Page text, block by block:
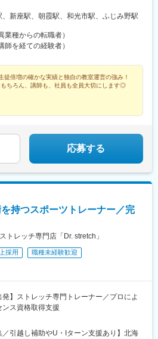
阪城北詰駅、大江橋駅、松屋町駅、住吉駅
神社前駅、旦過駅、東北沢駅、神戸三宮駅
駅(神戸新交通)、高速神戸駅、上野御徒町
園駅、末広町駅(東京都)、御幸橋駅、水道
)、高須神社駅
■明光義塾 北戸田駅前教室戸田市新曽
駅」徒歩1分■明光義塾 戸田公園教室戸
1-6-26 東武東上線「朝霞台駅」徒歩2分
」徒歩3分■明光義塾 朝霞駅前教室朝霞市
・有楽町線「和光市駅」徒歩2分■明光義
野市うれし野2-5-3東武東上線「ふじみ野
新座駅、朝霞駅、和光市駅、ふじみ野駅
種からの転職者）
を経ての経験者）
徒倍増の確かな実績と独自の教室運営の強み！
ちろん、講師も、社員も全員大切にします◎
応募する
持つスポーツトレーナー／完
トレッチ専門店「Dr. stretch」
採用
職種未経験歓迎
発】ストレッチ専門トレーナー／プロによ
ス資格取得支援
／引越し補助やU・Iターン支援あり】北海